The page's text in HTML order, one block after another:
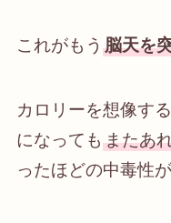
これがもう 脳天を
カロリーを想像す
になっても またあ
ったほどの中毒性